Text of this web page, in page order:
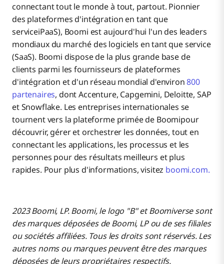
connectant tout le monde à tout, partout. Pionnier
des plateformes d'intégration en tant que
serviceiPaaS), Boomi est aujourd'hui l'un des leaders
mondiaux du marché des logiciels en tant que service
(SaaS). Boomi dispose de la plus grande base de
clients parmi les fournisseurs de plateformes
d'intégration et d'un réseau mondial d'environ800
partenaires, dont Accenture, Capgemini, Deloitte, SAP
et Snowflake. Les entreprises internationales se
tournent vers la plateforme primée de Boomipour
découvrir, gérer et orchestrer les données, tout en
connectant les applications, les processus et les
personnes pour des résultats meilleurs et plus
rapides. Pour plus d'informations, visitez boomi.com.
2023 Boomi, LP. Boomi, le logo "B" et Boomiverse sont
des marques déposées de Boomi, LP ou de ses filiales
ou sociétés affiliées. Tous les droits sont réservés. Les
autres noms ou marques peuvent être des marques
déposées de leurs propriétaires respectifs.